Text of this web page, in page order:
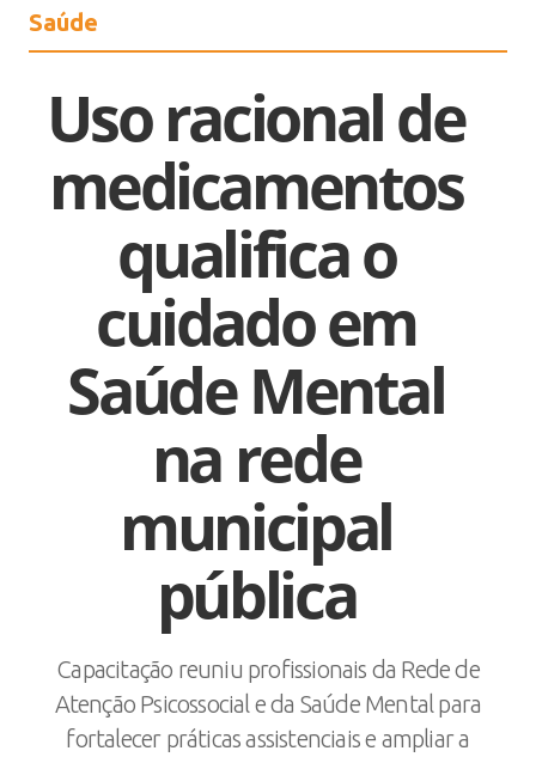
Saúde
Uso racional de
medicamentos
qualifica o
cuidado em
Saúde Mental
na rede
municipal
pública
Capacitação reuniu profissionais da Rede de
Atenção Psicossocial e da Saúde Mental para
fortalecer práticas assistenciais e ampliar a